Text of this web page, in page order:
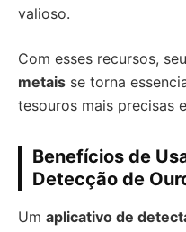
valioso.
Com esses recursos,
metais se torna
tesouros mais precisas
Benefícios de
Detecção de
Um aplicativo de